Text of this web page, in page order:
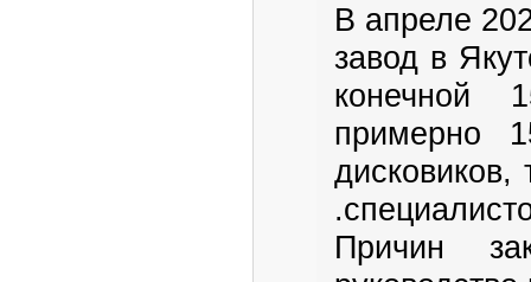
В апреле
завод в
конечной
примерно
дисковиков,
Причин